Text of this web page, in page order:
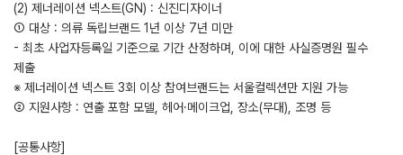
(2) 제너레이션 넥스트(GN) : 신진디자이너
① 대상 : 의류 독립브랜드 1년 이상 7년 미만
- 최초 사업자등록일 기준으로 기간 산정하며, 이에 대한 사실증명원 필수
제출
※ 제너레이션 넥스트 3회 이상 참여브랜드는 서울컬렉션만 지원 가능
② 지원사항 : 연출 포함 모델, 헤어·메이크업, 장소(무대), 조명 등
[공통사항]